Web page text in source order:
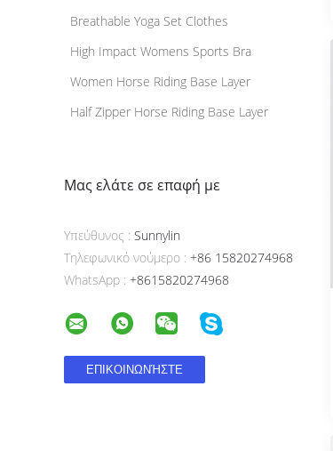
Breathable Yoga Set Clothes
High Impact Womens Sports Bra
Women Horse Riding Base Layer
Half Zipper Horse Riding Base Layer
Μας ελάτε σε επαφή με
Υπεύθυνος : Sunnylin
Τηλεφωνικό νούμερο : +86 15820274968
WhatsApp : +8615820274968